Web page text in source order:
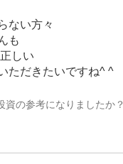
ない方々
も
しい
ただきたいですね^ ^
資の参考になりましたか？